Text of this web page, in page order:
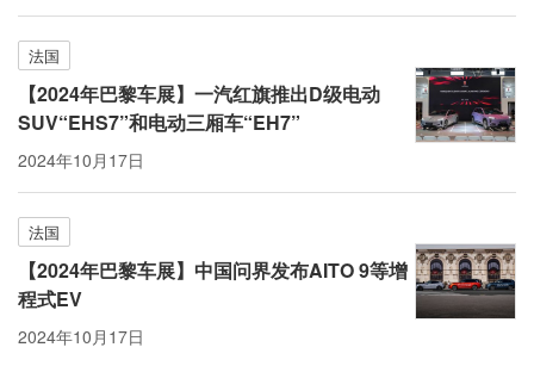
法国
【2024年巴黎车展】一汽红旗推出D级电动
SUV“EHS7”和电动三厢车“EH7”
2024年10月17日
法国
【2024年巴黎车展】中国问界发布AITO 9等增
程式EV
2024年10月17日